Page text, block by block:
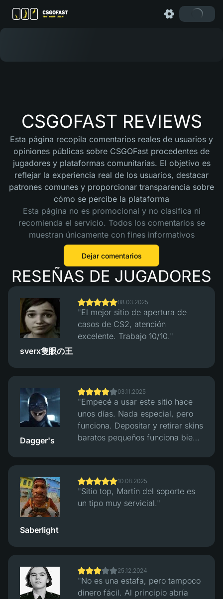
CSGOFAST REVIEWS
Esta página recopila comentarios reales de usuarios y
opiniones públicas sobre CSGOFast procedentes de
jugadores y plataformas comunitarias. El objetivo es
reflejar la experiencia real de los usuarios, destacar
patrones comunes y proporcionar transparencia sobre
cómo se percibe la plataforma
Esta página no es promocional y no clasifica ni
recomienda el servicio. Todos los comentarios se
muestran únicamente con fines informativos
Dejar comentarios
RESEÑAS DE JUGADORES
sverx隻眼の王
08.03.2025
"El mejor sitio de apertura de
casos de CS2, atención
excelente. Trabajo 10/10."
Dagger's
03.11.2025
"Empecé a usar este sitio hace
unos días. Nada especial, pero
funciona. Depositar y retirar skins
baratos pequeños funciona bien,
rápido, los retiros fueron
rápidos."
Saberlight
10.08.2025
"Sitio top, Martín del soporte es
un tipo muy servicial."
25.12.2024
"No es una estafa, pero tampoco
dinero fácil. Al principio abría